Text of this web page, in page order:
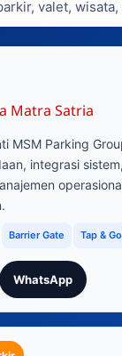
Matra Satria
MSM Parking
integrasi
Barrier Gate Tap & Go
WhatsApp